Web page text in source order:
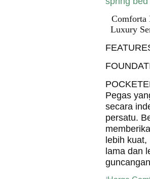
Comforta
Luxury
Pegas
secara
persatu.
lebih kuat,
lama dan